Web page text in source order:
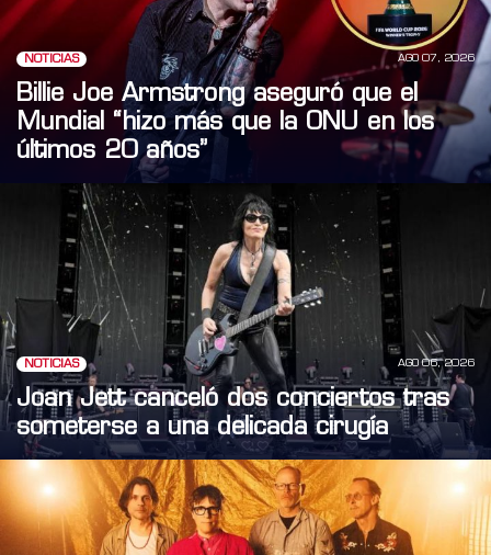
NOTICIAS AGO 07, 2026
Billie Joe Armstrong aseguró que el
Mundial “hizo más que la ONU en los
últimos 20 años”
NOTICIAS AGO 06, 2026
Joan Jett canceló dos conciertos tras
someterse a una delicada cirugía